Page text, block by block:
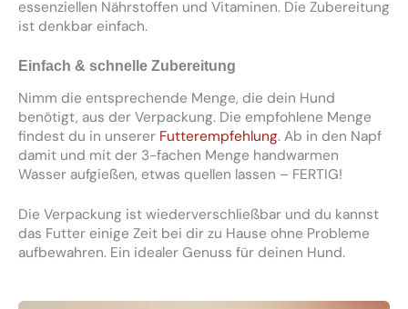
essenziellen Nährstoffen und Vitaminen. Die Zubereitung
ist denkbar einfach.
Einfach & schnelle Zubereitung
Nimm die entsprechende Menge, die dein Hund
benötigt, aus der Verpackung. Die empfohlene Menge
findest du in unserer Futterempfehlung. Ab in den Napf
damit und mit der 3-fachen Menge handwarmen
Wasser aufgießen, etwas quellen lassen – FERTIG!
Die Verpackung ist wiederverschließbar und du kannst
das Futter einige Zeit bei dir zu Hause ohne Probleme
aufbewahren. Ein idealer Genuss für deinen Hund.